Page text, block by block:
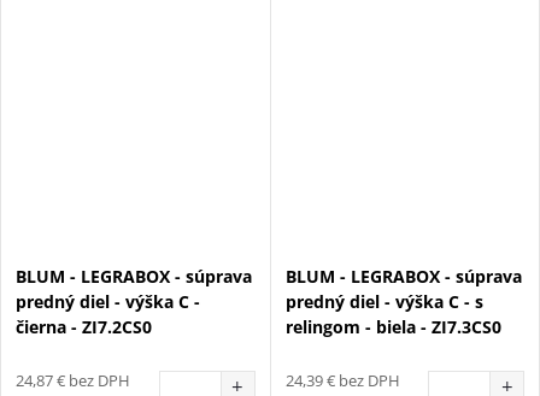
BLUM - LEGRABOX - súprava
predný diel - výška C -
čierna - ZI7.2CS0
24,87 € bez DPH
BLUM - LEGRABOX - súprava
predný diel - výška C - s
relingom - biela - ZI7.3CS0
24,39 € bez DPH